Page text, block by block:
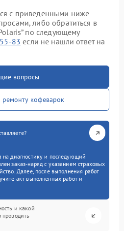
с приведенными ниже
либо обратиться в
по следующему
83 если не нашли ответ на
вопросы
ремонту кофеварок
на диагностику и последующий
заказ-наряд с указанием страховых
Далее, после выполнения работ
акт выполненных работ и
и какой